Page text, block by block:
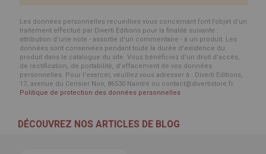
Les données personnelles recueillies vous concernant font l’objet d’un
traitement effectué par Diverti Editions pour la finalité suivante :
attribution d'une note - assortie d'un commentaire - à un produit. Les
données sont conservées pendant toute la durée d'existence du
produit dans le catalogue du site. Vous bénéficiez d’un droit d’accès,
de rectification, de portabilité, d’effacement de vos données
personnelles. Pour l’exercer, veuillez vous adresser à : Diverti Editions,
17, avenue du Cerisier Noir, 86530 Naintré ou contact@divertistore.fr.
Politique de protection des données personnelles
DÉCOUVREZ NOS ARTICLES DE BLOG